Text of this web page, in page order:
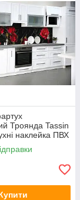
Троянда Tassin
наклейка ПВХ
троянди червоні